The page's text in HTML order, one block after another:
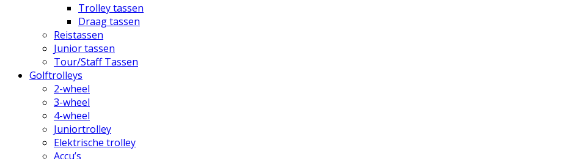
Trolley tassen
Draag tassen
Reistassen
Junior tassen
Tour/Staff Tassen
Golftrolleys
2-wheel
3-wheel
4-wheel
Juniortrolley
Elektrische trolley
Accu’s